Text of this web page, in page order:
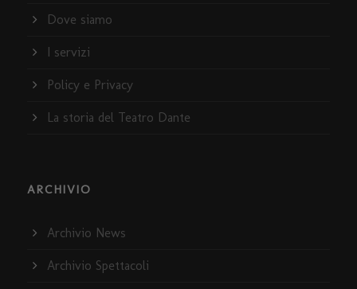
Dove siamo
I servizi
Policy e Privacy
La storia del Teatro Dante
ARCHIVIO
Archivio News
Archivio Spettacoli